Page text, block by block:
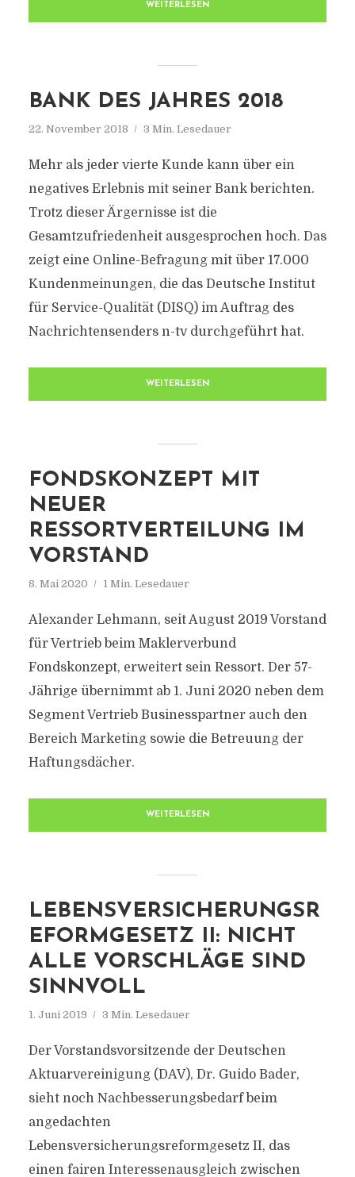
WEITERLESEN
BANK DES JAHRES 2018
22. November 2018 3 Min. Lesedauer
Mehr als jeder vierte Kunde kann über ein
negatives Erlebnis mit seiner Bank berichten.
Trotz dieser Ärgernisse ist die
Gesamtzufriedenheit ausgesprochen hoch. Das
zeigt eine Online-Befragung mit über 17.000
Kundenmeinungen, die das Deutsche Institut
für Service-Qualität (DISQ) im Auftrag des
Nachrichtensenders n-tv durchgeführt hat.
WEITERLESEN
FONDSKONZEPT MIT
NEUER
RESSORTVERTEILUNG IM
VORSTAND
8. Mai 2020 1 Min. Lesedauer
Alexander Lehmann, seit August 2019 Vorstand
für Vertrieb beim Maklerverbund
Fondskonzept, erweitert sein Ressort. Der 57-
Jährige übernimmt ab 1. Juni 2020 neben dem
Segment Vertrieb Businesspartner auch den
Bereich Marketing sowie die Betreuung der
Haftungsdächer.
WEITERLESEN
LEBENSVERSICHERUNGSR
EFORMGESETZ II: NICHT
ALLE VORSCHLÄGE SIND
SINNVOLL
1. Juni 2019 3 Min. Lesedauer
Der Vorstandsvorsitzende der Deutschen
Aktuarvereinigung (DAV), Dr. Guido Bader,
sieht noch Nachbesserungsbedarf beim
angedachten
Lebensversicherungsreformgesetz II, das
einen fairen Interessenausgleich zwischen